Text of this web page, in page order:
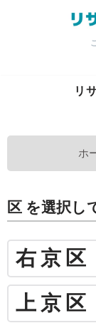
ッ
リ
ホ
区 を選択し
右京区
上京区